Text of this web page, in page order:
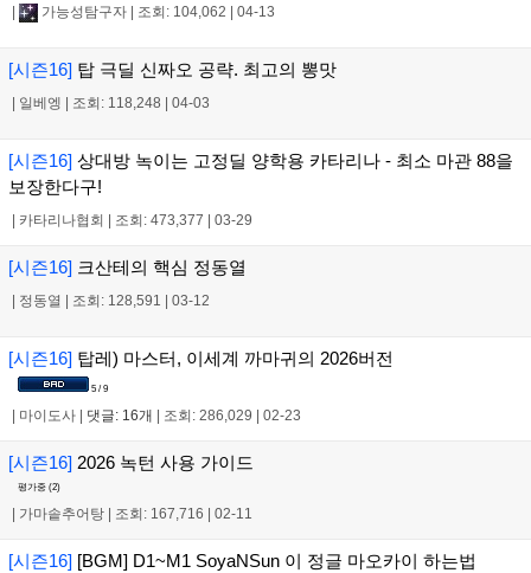
가능성탐구자 조회: 104,062 04-13
[시즌16] 탑 극딜 신짜오 공략. 최고의 뽕맛
일베엥 조회: 118,248 04-03
[시즌16] 상대방 녹이는 고정딜 양학용 카타리나 - 최소 마관 88을
보장한다구!
카타리나협회 조회: 473,377 03-29
[시즌16] 크산테의 핵심 정동열
정동열 조회: 128,591 03-12
[시즌16] 탑레) 마스터, 이세계 까마귀의 2026버전
5 / 9
| 마이도사 | 댓글: 16개 | 조회: 286,029 | 02-23
[시즌16] 2026 녹턴 사용 가이드
평가중 (2)
가마솥추어탕 조회: 167,716 02-11
[시즌16] [BGM] D1~M1 SoyaNSun 이 정글 마오카이 하는법